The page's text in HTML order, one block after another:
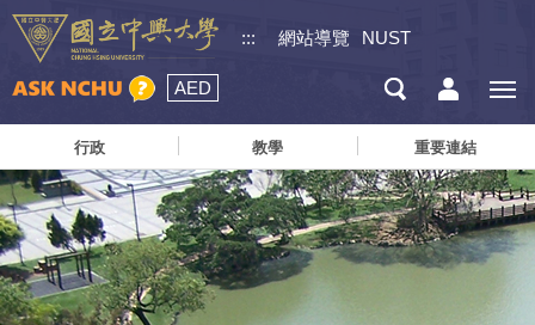
::: 網站導覽 NUST
AED
行政 教學 重要連結